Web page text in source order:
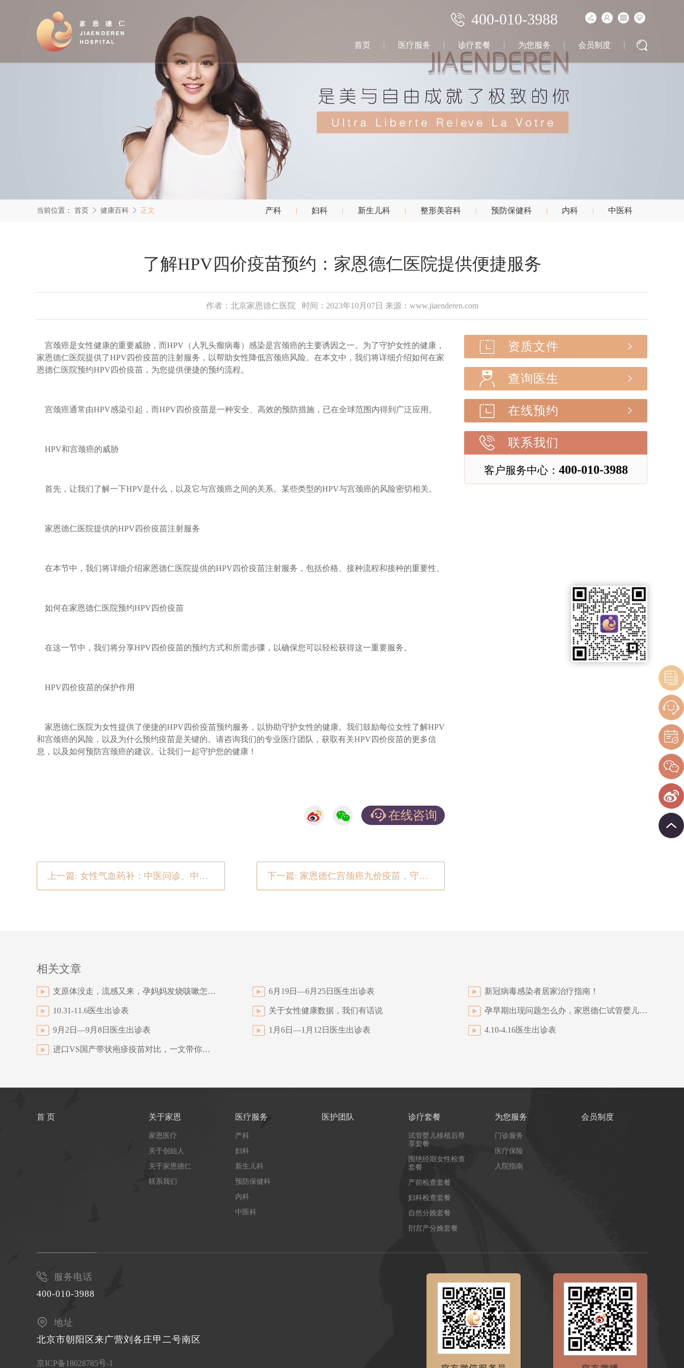
400-010-3988
首页 医疗服务 诊疗套餐 为您服务 会员制度
当前位置： 首页 健康百科 正文 产科 妇科 新生儿科 整形美容科 预防保健科 内科 中医科
了解HPV四价疫苗预约：家恩德仁医院提供便捷服务
作者：北京家恩德仁医院 时间：2023年10月07日 来源：www.jiaenderen.com
宫颈癌是女性健康的重要威胁，而HPV（人乳头瘤病毒）感染是宫颈癌的主要诱因之一。为了守护女性的健康，
家恩德仁医院提供了HPV四价疫苗的注射服务，以帮助女性降低宫颈癌风险。在本文中，我们将详细介绍如何在家
恩德仁医院预约HPV四价疫苗，为您提供便捷的预约流程。
宫颈癌通常由HPV感染引起，而HPV四价疫苗是一种安全、高效的预防措施，已在全球范围内得到广泛应用。
HPV和宫颈癌的威胁
首先，让我们了解一下HPV是什么，以及它与宫颈癌之间的关系。某些类型的HPV与宫颈癌的风险密切相关。
家恩德仁医院提供的HPV四价疫苗注射服务
在本节中，我们将详细介绍家恩德仁医院提供的HPV四价疫苗注射服务，包括价格、接种流程和接种的重要性。
如何在家恩德仁医院预约HPV四价疫苗
在这一节中，我们将分享HPV四价疫苗的预约方式和所需步骤，以确保您可以轻松获得这一重要服务。
HPV四价疫苗的保护作用
家恩德仁医院为女性提供了便捷的HPV四价疫苗预约服务，以协助守护女性的健康。我们鼓励每位女性了解HPV
和宫颈癌的风险，以及为什么预约疫苗是关键的。请咨询我们的专业医疗团队，获取有关HPV四价疫苗的更多信
息，以及如何预防宫颈癌的建议。让我们一起守护您的健康！
在线咨询
上一篇: 女性气血药补：中医问诊、中药养生 下一篇: 家恩德仁宫颈癌九价疫苗，守护女性健康的坚实防线
资质文件
查询医生
在线预约
联系我们
客户服务中心： 400-010-3988
相关文章
支原体没走，流感又来，孕妈妈发烧咳嗽怎么办？ 6月19日—6月25日医生出诊表 新冠病毒感染者居家治疗指南！
10.31-11.6医生出诊表 关于女性健康数据，我们有话说 孕早期出现问题怎么办，家恩德仁试管婴儿受孕保胎方案了解下
9月2日—9月8日医生出诊表 1月6日—1月12日医生出诊表 4.10-4.16医生出诊表
进口VS国产带状疱疹疫苗对比，一文带你看懂怎么选！
首 页 关于家恩
家恩医疗
关于创始人
关于家恩德仁
联系我们
医疗服务
产科
妇科
新生儿科
预防保健科
内科
中医科
医护团队 诊疗套餐
试管婴儿移植后尊
享套餐
围绝经期女性检查
套餐
产前检查套餐
妇科检查套餐
自然分娩套餐
剖宫产分娩套餐
为您服务
门诊服务
医疗保险
入院指南
会员制度
服务电话
400-010-3988
地址
北京市朝阳区来广营刘各庄甲二号南区
京ICP备18028785号-1